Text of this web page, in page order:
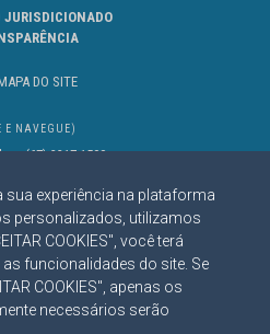
sua experiência na plataforma
personalizados, utilizamos
COOKIES", você terá
funcionalidades do site. Se
COOKIES", apenas os
necessários serão
JURISDICIONADO
DO SITE
E NAVEGUE)
(67) 3317-1500